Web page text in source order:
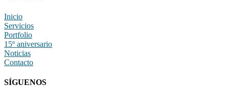
Inicio
Servicios
Portfolio
15º aniversario
Noticias
Contacto
SÍGUENOS